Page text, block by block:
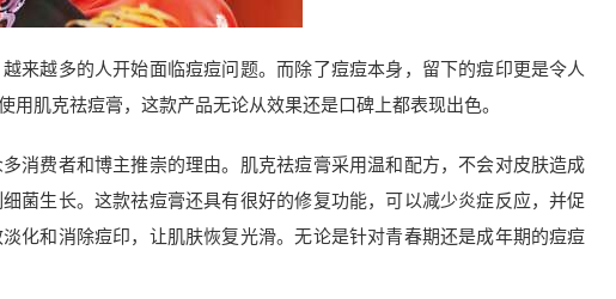
来越多的人开始面临痘痘问题。而除了痘痘本身，留下的痘印更是令人
肌克祛痘膏，这款产品无论从效果还是口碑上都表现出色。
消费者和博主推崇的理由。肌克祛痘膏采用温和配方，不会对皮肤造成
菌生长。这款祛痘膏还具有很好的修复功能，可以减少炎症反应，并促
化和消除痘印，让肌肤恢复光滑。无论是针对青春期还是成年期的痘痘